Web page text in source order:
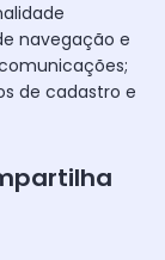
navegação e
de cadastro e